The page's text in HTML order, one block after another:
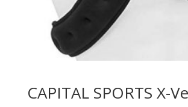
CAPITAL SPORTS X-